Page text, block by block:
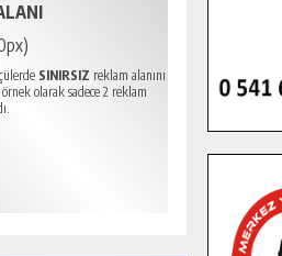
SINIRSIZ reklam alanını
olarak sadece 2 reklam